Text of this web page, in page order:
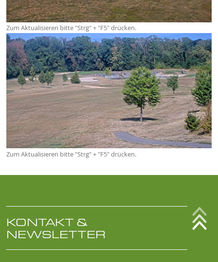
Zum Aktualisieren bitte "Strg" + "F5" drücken.
Zum Aktualisieren bitte "Strg" + "F5" drücken.
KONTAKT &
NEWSLETTER